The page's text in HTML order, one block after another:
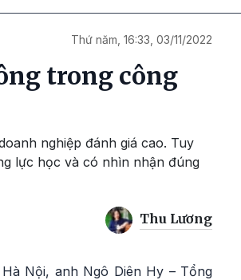
Thứ năm, 16:33, 03/11/2022
trong công
nghiệp đánh giá cao. Tuy
lực học và có nhìn nhận đúng
Thu Lương
Nội, anh Ngô Diên Hy – Tổng